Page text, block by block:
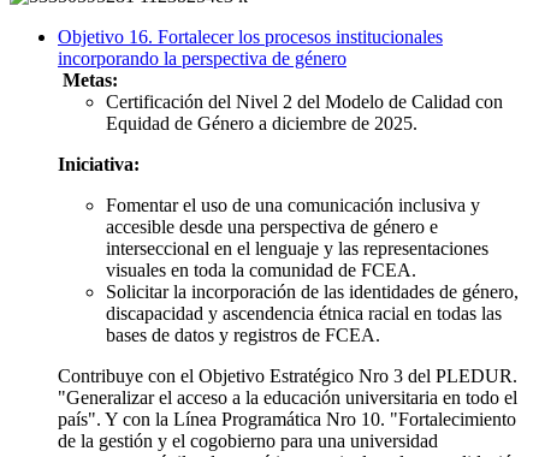
Objetivo 16. Fortalecer los procesos institucionales
incorporando la perspectiva de género
Metas:
Certificación del Nivel 2 del Modelo de Calidad con
Equidad de Género a diciembre de 2025.
Iniciativa:
Fomentar el uso de una comunicación inclusiva y
accesible desde una perspectiva de género e
interseccional en el lenguaje y las representaciones
visuales en toda la comunidad de FCEA.
Solicitar la incorporación de las identidades de género,
discapacidad y ascendencia étnica racial en todas las
bases de datos y registros de FCEA.
Contribuye con el Objetivo Estratégico Nro 3 del PLEDUR.
"Generalizar el acceso a la educación universitaria en todo el
país". Y con la Línea Programática Nro 10. "Fortalecimiento
de la gestión y el cogobierno para una universidad